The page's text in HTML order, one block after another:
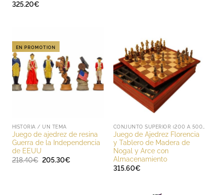
325.20€
EN PROMOTION
HISTORIA / UN TEMA
Juego de ajedrez de resina
Guerra de la Independencia
de EEUU
218.40€ El
205.30€El
Juego de Ajedrez Florencia
y Tablero de Madera de
Nogal y Arce con
Almacenamiento
315.60€